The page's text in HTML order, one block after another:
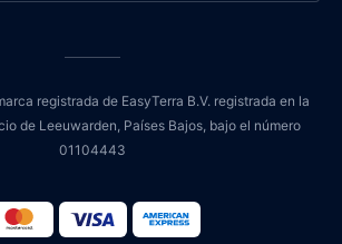
registrada de EasyTerra B.V. registrada en la
de Leeuwarden, Países Bajos, bajo el número
01104443